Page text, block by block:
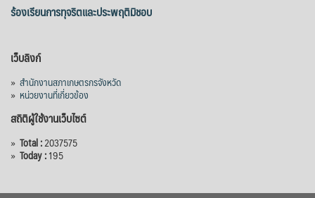
ชลประทานกว่า 87,700 ไร่ เพิ่ม
View on Facebook
ร้องเรียนการทุจริตและประพฤติมิชอบ
เว็บลิงก์
» สำนักงานสภาเกษตรกรจังหวัด
» หน่วยงานที่เกี่ยวข้อง
สถิติผู้ใช้งานเว็บไซต์
» Total :2037575
» Today :195